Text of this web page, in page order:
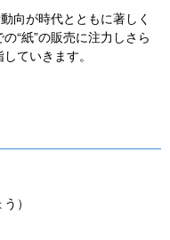
向が時代とともに著しく
“紙”の販売に注力しさら
ていきます。
）